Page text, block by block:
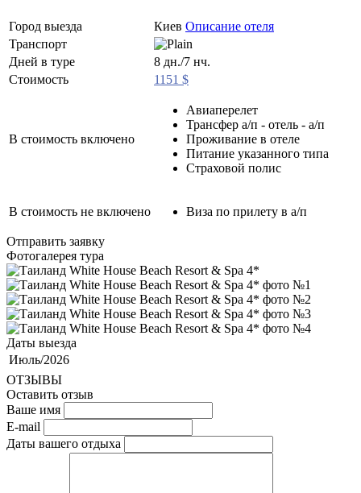
Город выезда Киев Описание отеля
Транспорт
Дней в туре
8 дн./7 нч.
Стоимость
1151 $
В стоимость включено
Авиаперелет
Трансфер а/п - отель - а/п
Проживание в отеле
Питание указанного типа
Страховой полис
В стоимость не включено Виза по прилету в а/п
Отправить заявку
Фотогалерея тура
Даты выезда
Июль/2026
ОТЗЫВЫ
Оставить отзыв
Ваше имя
E-mail
Даты вашего отдыха